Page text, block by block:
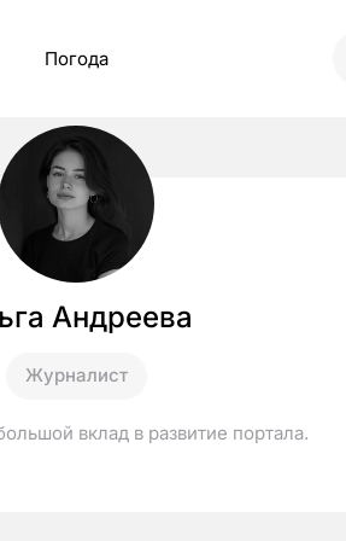
Погода
Андреева
Журналист
вклад в развитие портала.